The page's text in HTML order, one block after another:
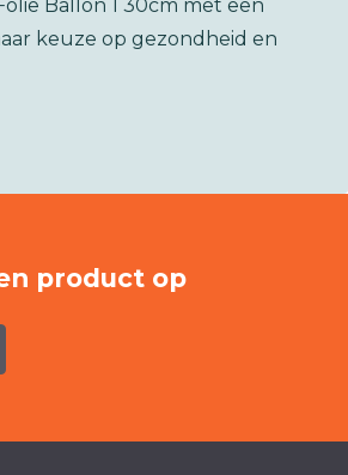
Ballon 1 30cm met een
keuze op gezondheid en
product op